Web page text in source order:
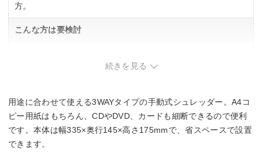
方。
こんな方は要検討
・ハンドル操作に力が必要な方。
続きを見る
用途に合わせて使える3WAYタイプの手動式シュレッダー。A4コ
ピー用紙はもちろん、CDやDVD、カードも細断できるので便利
です。本体は幅335×奥行145×高さ175mmで、省スペースで設置
できます。